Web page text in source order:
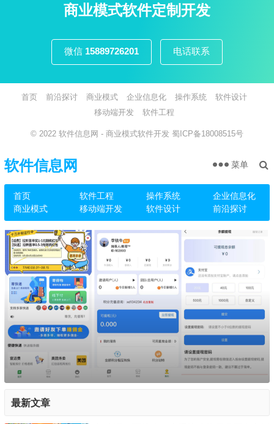
商业模式软件定制开发
微信 15889726201 电话联系
首页 前沿探讨 商业模式 企业信息化 操作系统
软件设计
移动端开发
软件工程
© 2022 软件信息网 - 商业模式软件开发 蜀ICP备18008515号
软件信息网
首页 软件工程 操作系统
企业信息化
商业模式
移动端开发 软件设计 前沿探讨
菜单
最新文章